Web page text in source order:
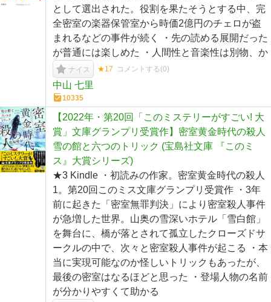
として選出された。役割を果たそうとする中、完
全密室の楽器保管室から時価2億円のチェロが盗
まれるなどの事件が続く ・先の読める展開だった
が普通には楽しめた ・人間性と音楽性は別物、か
ナイス ★17 コメントする(0)
中山 七里
10335
【2022年・第20回「このミステリーがすごい! 大
賞」文庫グランプリ受賞作】密室黄金時代の殺人
雪の館と六つのトリック (宝島社文庫 『このミ
ス』大賞シリーズ)
★3 Kindle ・初読みの作家。密室黄金時代の殺人
1。第20回このミス文庫グランプリ受賞作 ・3年
前に起きた「密室無罪判決」により密室殺人事件
が急増した世界。山奥の雪深いホテル「雪白館」
を舞台に、橋が落とされて孤立したクローズドサ
ークルの中で、次々と密室殺人事件が起こる ・本
当に実現可能なのか怪しいトリックもあったが、
最後の密室はなるほどと思った ・登場人物の名前
が分かりやすくて助かる